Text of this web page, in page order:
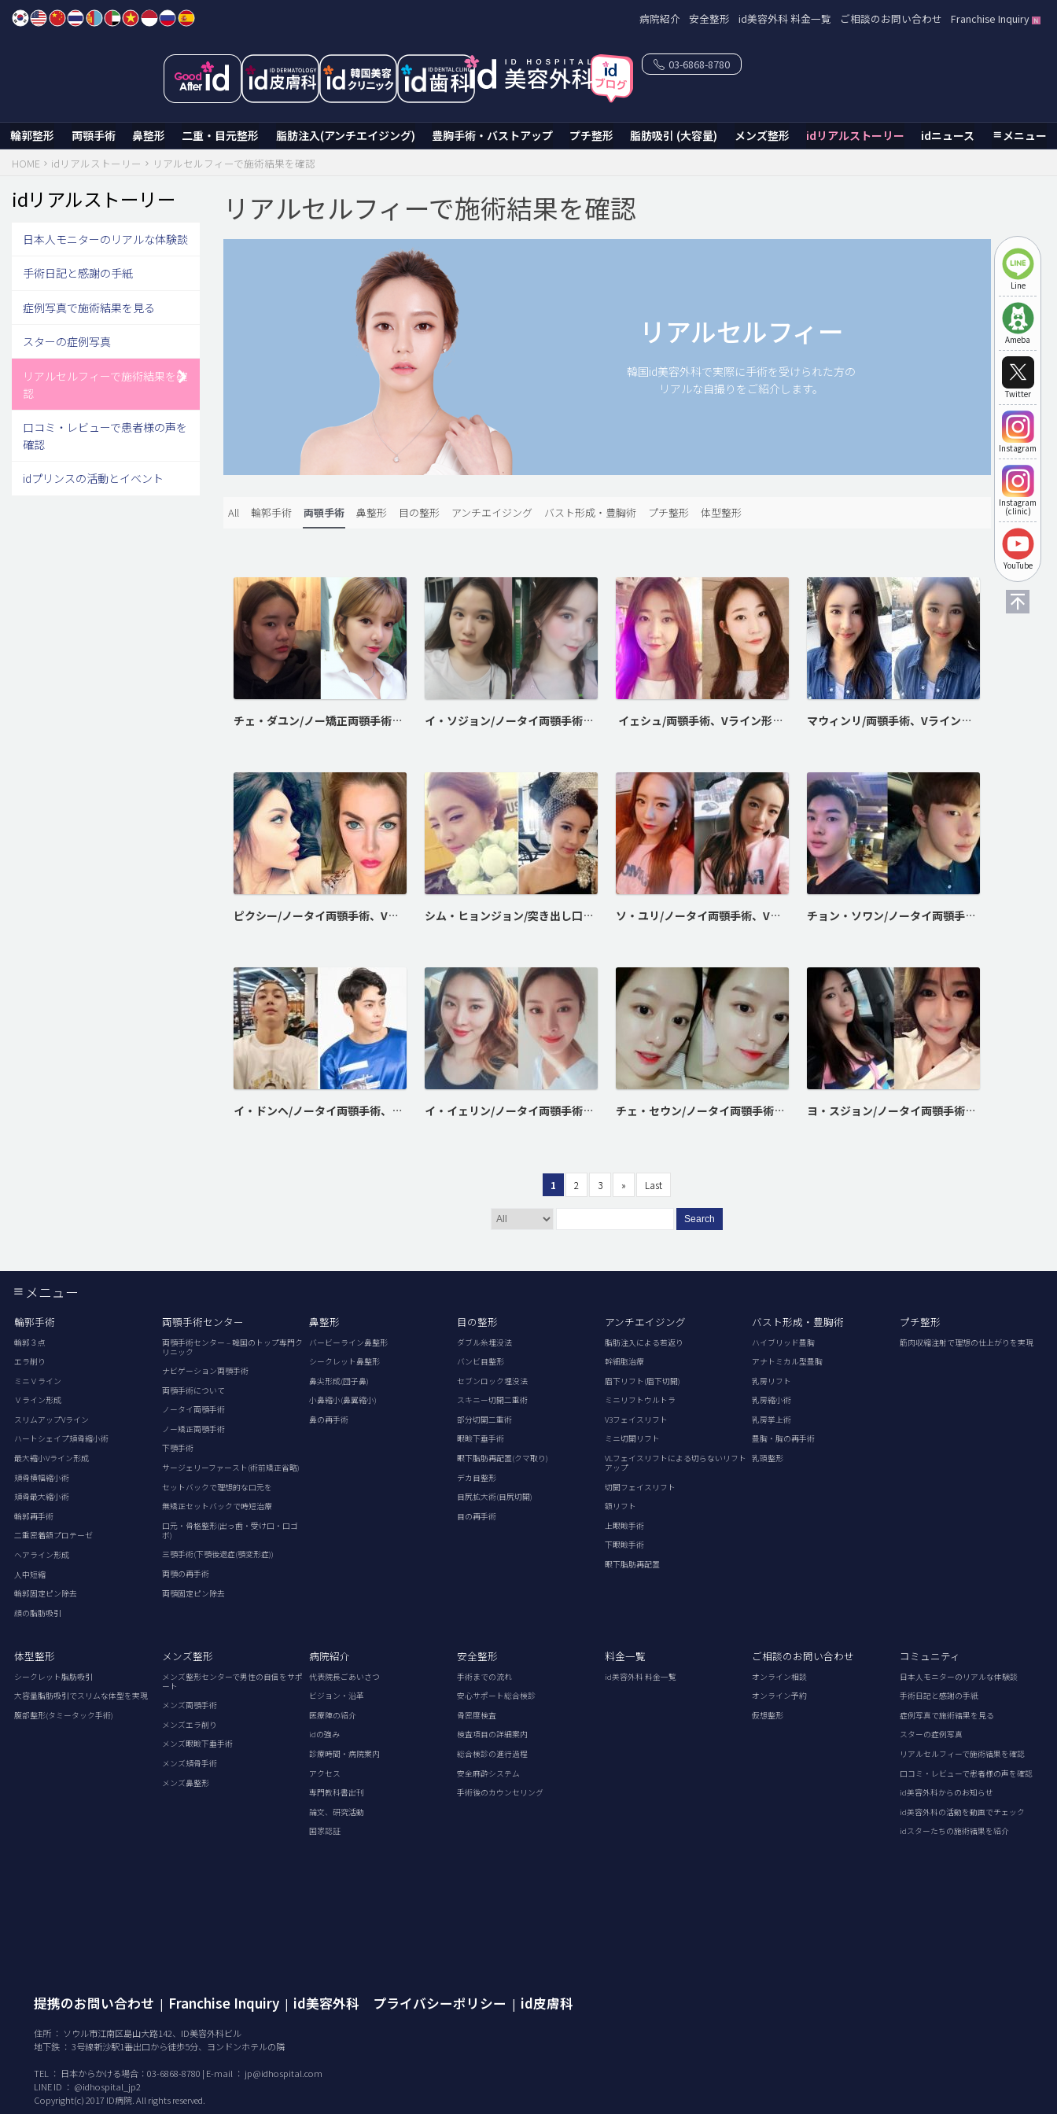
Skip
病院紹介 安全整形 id美容外科 料金一覧 ご相談のお問い合わせ Franchise Inquiry
輪郭整形 両顎手術 鼻整形 二重・目元整形 脂肪注入(アンチエイジング) 豊胸手術・バストアップ プチ整形 脂肪吸引 (大容量) メンズ整形 idリアルストーリー idニュース メニュー
03-6868-8780
Line
Ameba
Twitter
Instagram
Instagram
(clinic)
YouTube
HOME idリアルストーリー リアルセルフィーで施術結果を確認
リアルセルフィーで施術結果を確認
リアルセルフィー
韓国id美容外科で実際に手術を受けられた方の
リアルな自撮りをご紹介します。
All 輪郭手術 両顎手術 鼻整形 目の整形 アンチエイジング バスト形成・豊胸術 プチ整形 体型整形
チェ・ダユン/ノー矯正両顎手術、スキニー切開二重術 イ・ソジョン/ノータイ両顎手術、デカ目整形 イェシュ/両顎手術、Vライン形成、頬骨最大縮小術 マウィンリ/両顎手術、Vライン形成、頬骨最大縮小術、スキニー切開二重術、バービーライン鼻整形、脂肪注入
ピクシー/ノータイ両顎手術、Vライン形成、頬骨最大縮小術 シム・ヒョンジョン/突き出し口両顎手術、Vライン形成、バービーライン鼻整形 ソ・ユリ/ノータイ両顎手術、Vライン形成、頬骨最大縮小術 チョン・ソワン/ノータイ両顎手術、Vライン形成、ソフトシリコン鼻整形、目尻拡大術、額脂肪注入
イ・ドンヘ/ノータイ両顎手術、Vライン形成 イ・イェリン/ノータイ両顎手術、Vライン形成、バービーライン鼻整形 チェ・セウン/ノータイ両顎手術、Vライン形成 ヨ・スジョン/ノータイ両顎手術、スリムアップVライン
1 2 3 » Last
Search
idリアルストーリー
日本人モニターのリアルな体験談
手術日記と感謝の手紙
症例写真で施術結果を見る
スターの症例写真
リアルセルフィーで施術結果を確
認
口コミ・レビューで患者様の声を
確認
idプリンスの活動とイベント
メニュー
輪郭手術
輪郭３点
エラ削り
ミニＶライン
Ｖライン形成
スリムアップVライン
ハートシェイプ頬骨縮小術
最大縮小Vライン形成
頬骨横幅縮小術
頬骨最大縮小術
輪郭再手術
二重密着額プロテーゼ
ヘアライン形成
人中短縮
輪郭固定ピン除去
顔の脂肪吸引
両顎手術センター
両顎手術センター – 韓国のトップ専門ク
リニック
ナビゲーション両顎手術
両顎手術について
ノータイ両顎手術
ノー矯正両顎手術
下顎手術
サージェリーファースト(術前矯正省略)
セットバックで理想的な口元を
無矯正セットバックで時短治療
口元・骨格整形(出っ歯・受け口・口ゴ
ボ)
三顎手術(下顎後退症(顎変形症))
両顎の再手術
両顎固定ピン除去
鼻整形
バービーライン鼻整形
シークレット鼻整形
鼻尖形成(団子鼻)
小鼻縮小(鼻翼縮小)
鼻の再手術
目の整形
ダブル糸埋没法
バンビ目整形
セブンロック埋没法
スキニー切開二重術
部分切開二重術
眼瞼下垂手術
眼下脂肪再配置(クマ取り)
デカ目整形
目尻拡大術(目尻切開)
目の再手術
アンチエイジング
脂肪注入による若返り
幹細胞治療
眉下リフト(眉下切開)
ミニリフトウルトラ
V3フェイスリフト
ミニ切開リフト
VLフェイスリフトによる切らないリフト
アップ
切開フェイスリフト
額リフト
上眼瞼手術
下眼瞼手術
眼下脂肪再配置
バスト形成・豊胸術
ハイブリッド豊胸
アナトミカル型豊胸
乳房リフト
乳房縮小術
乳房挙上術
豊胸・胸の再手術
乳頭整形
プチ整形
筋肉収縮注射で理想の仕上がりを実現
体型整形
シークレット脂肪吸引
大容量脂肪吸引でスリムな体型を実現
腹部整形(タミータック手術)
メンズ整形
メンズ整形センターで男性の自信をサポ
ート
メンズ両顎手術
メンズエラ削り
メンズ眼瞼下垂手術
メンズ頬骨手術
メンズ鼻整形
病院紹介
代表院長ごあいさつ
ビジョン・沿革
医療陣の紹介
idの強み
診療時間・病院案内
アクセス
専門教科書出刊
論文、研究活動
国家認証
安全整形
手術までの流れ
安心サポート総合検診
骨密度検査
検査項目の詳細案内
総合検診の進行過程
安全麻酔システム
手術後のカウンセリング
料金一覧
id美容外科 料金一覧
ご相談のお問い合わせ
オンライン相談
オンライン予約
仮想整形
コミュニティ
日本人モニターのリアルな体験談
手術日記と感謝の手紙
症例写真で施術結果を見る
スターの症例写真
リアルセルフィーで施術結果を確認
口コミ・レビューで患者様の声を確認
id美容外科からのお知らせ
id美容外科の活動を動画でチェック
idスターたちの施術結果を紹介
提携のお問い合わせ | Franchise Inquiry | id美容外科 プライバシーポリシー | id皮膚科
住所 ： ソウル市江南区島山大路142、ID美容外科ビル
地下鉄 ： 3号線新沙駅1番出口から徒歩5分、ヨンドンホテルの隣
TEL ： 日本からかける場合：03-6868-8780 | E-mail ： jp@idhospital.com
LINE ID ： @idhospital_jp2
Copyright(c) 2017 ID病院. All rights reserved.